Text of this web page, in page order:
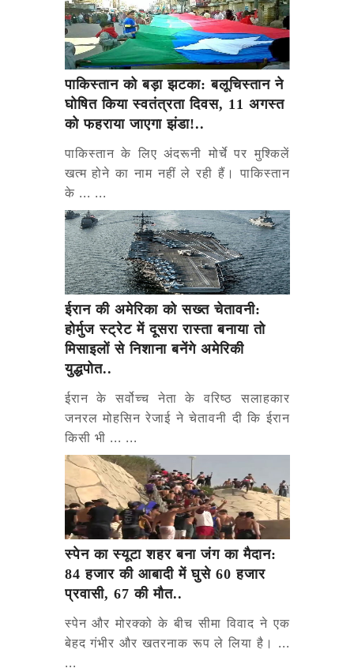
पाकिस्तान को बड़ा झटका: बलूचिस्तान ने
घोषित किया स्वतंत्रता दिवस, 11 अगस्त
को फहराया जाएगा झंडा!..
पाकिस्तान के लिए अंदरूनी मोर्चे पर मुश्किलें
खत्म होने का नाम नहीं ले रही हैं। पाकिस्तान
के ... ...
ईरान की अमेरिका को सख्त चेतावनी:
होर्मुज स्ट्रेट में दूसरा रास्ता बनाया तो
मिसाइलों से निशाना बनेंगे अमेरिकी
युद्धपोत..
ईरान के सर्वोच्च नेता के वरिष्ठ सलाहकार
जनरल मोहसिन रेजाई ने चेतावनी दी कि ईरान
किसी भी ... ...
स्पेन का स्यूटा शहर बना जंग का मैदान:
84 हजार की आबादी में घुसे 60 हजार
प्रवासी, 67 की मौत..
स्पेन और मोरक्को के बीच सीमा विवाद ने एक
बेहद गंभीर और खतरनाक रूप ले लिया है। ...
...